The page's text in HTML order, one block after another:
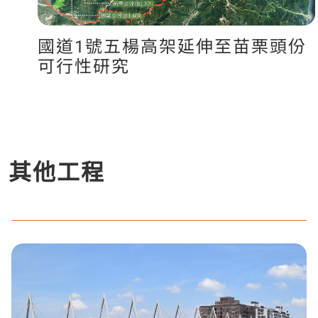
國道1號五楊高架延伸至苗栗頭份
可行性研究
其他工程